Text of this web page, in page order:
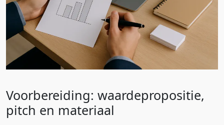
Voorbereiding: waardepropositie,
pitch en materiaal